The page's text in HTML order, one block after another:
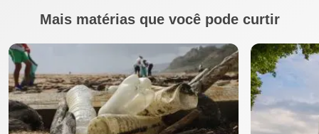
Mais matérias que você pode curtir